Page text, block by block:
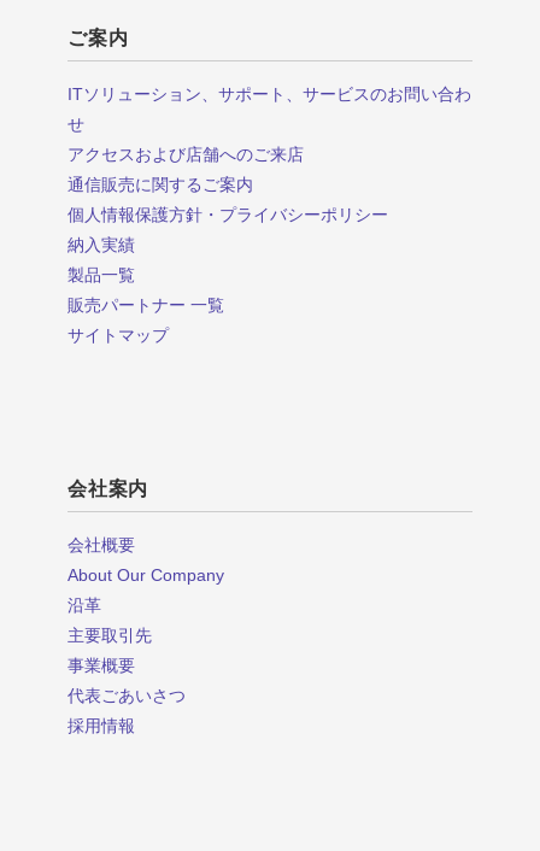
ご案内
ITソリューション、サポート、サービスのお問い合わ
せ
アクセスおよび店舗へのご来店
通信販売に関するご案内
個人情報保護方針・プライバシーポリシー
納入実績
製品一覧
販売パートナー 一覧
サイトマップ
会社案内
会社概要
About Our Company
沿革
主要取引先
事業概要
代表ごあいさつ
採用情報